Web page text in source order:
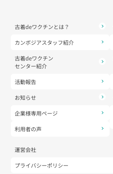
古着deワクチンとは？
カンボジアスタッフ紹介
古着deワクチン
センター紹介
活動報告
お知らせ
企業様専用ページ
利用者の声
運営会社
プライバシーポリシー